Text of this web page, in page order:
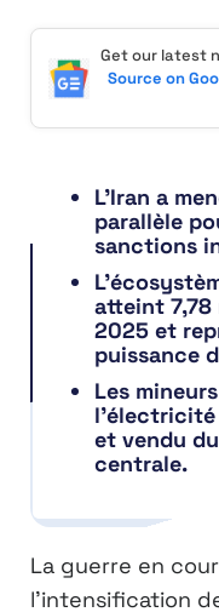
Get our latest
Source on
L’Iran a
parallèle
sanctions
atteint 7,78
2025 et
puissance
Les
l’électricité
et vendu
centrale.
La guerre en
l’intensification